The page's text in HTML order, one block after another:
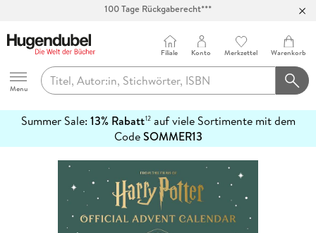
Abholung in über 100 Filialen
Hugendubel
Menu
Filiale Konto Merkzettel Warenkorb
Summer Sale: 13% Rabatt12auf viele Sortimente mit dem
CodeSOMMER13
erfahren